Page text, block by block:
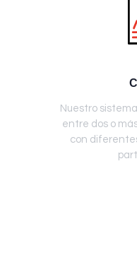
Nuestro
entre dos o
con